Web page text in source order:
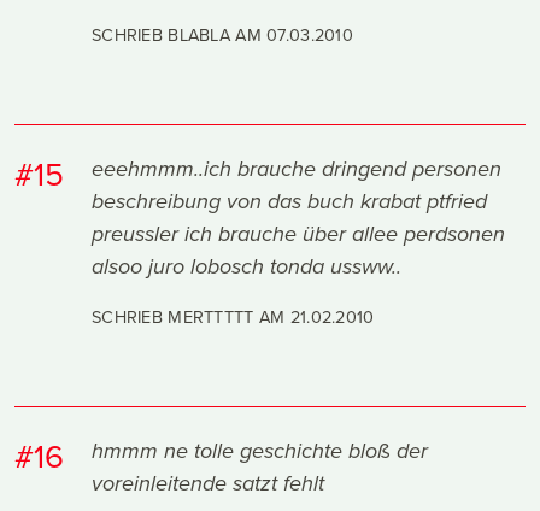
SCHRIEB BLABLA AM07.03.2010
#15
eeehmmm..ich brauche dringend personen
beschreibung von das buch krabat ptfried
preussler ich brauche über allee perdsonen
alsoo juro lobosch tonda ussww..
SCHRIEB MERTTTTT AM 21.02.2010
#16
hmmm ne tolle geschichte bloß der
voreinleitende satzt fehlt